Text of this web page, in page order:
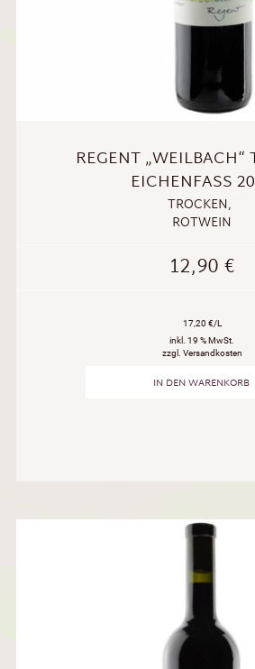
REGENT „WEILBACH“
EICHENFASS
TROCKEN,
ROTWEIN
12,90€
17,20 €/L
inkl. 19 % MwSt.
zzgl. Versandkosten
IN DEN WARENKORB